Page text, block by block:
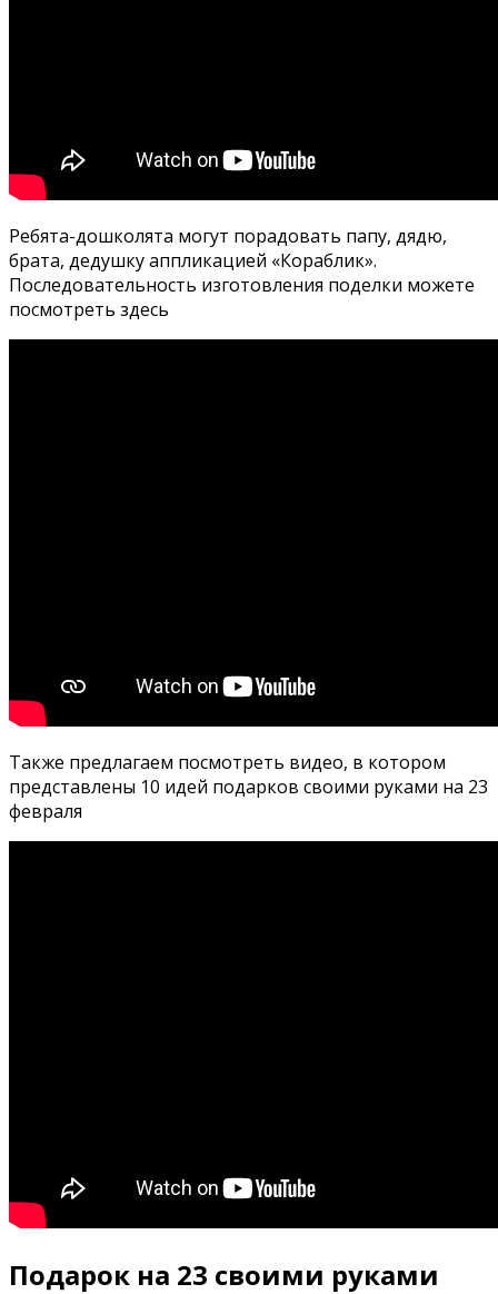
Ребята-дошколята могут порадовать папу, дядю,
брата, дедушку аппликацией «Кораблик».
Последовательность изготовления поделки можете
посмотреть здесь
Также предлагаем посмотреть видео, в котором
представлены 10 идей подарков своими руками на 23
февраля
Подарок на 23 своими руками